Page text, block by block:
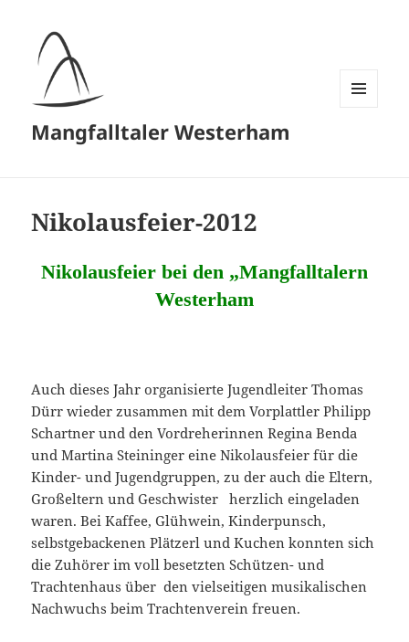
Mangfalltaler Westerham
Nikolausfeier-2012
Nikolausfeier bei den „Mangfalltalern
Westerham
Auch dieses Jahr organisierte Jugendleiter Thomas
Dürr wieder zusammen mit dem Vorplattler Philipp
Schartner und den Vordreherinnen Regina Benda
und Martina Steininger eine Nikolausfeier für die
Kinder- und Jugendgruppen, zu der auch die Eltern,
Großeltern und Geschwister herzlich eingeladen
waren. Bei Kaffee, Glühwein, Kinderpunsch,
selbstgebackenen Plätzerl und Kuchen konnten sich
die Zuhörer im voll besetzten Schützen- und
Trachtenhaus über den vielseitigen musikalischen
Nachwuchs beim Trachtenverein freuen.